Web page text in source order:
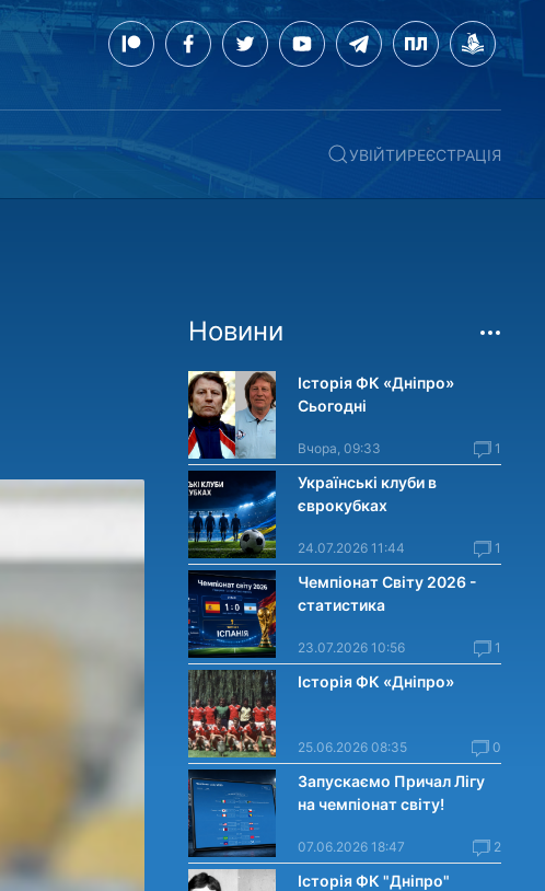
УВІЙТИРЕЄСТРАЦІЯ
Новини
Історія ФК «Дніпро»
Сьогодні
Вчора, 09:33 1
Українські клуби в
єврокубках
24.07.2026 11:44 1
Чемпіонат Світу 2026 -
статистика
23.07.2026 10:56 1
Історія ФК «Дніпро»
25.06.2026 08:35 0
Запускаємо Причал Лігу
на чемпіонат світу!
07.06.2026 18:47 2
Історія ФК "Дніпро"